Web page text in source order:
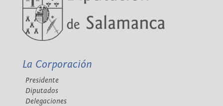
La Corporación
Presidente
Diputados
Delegaciones